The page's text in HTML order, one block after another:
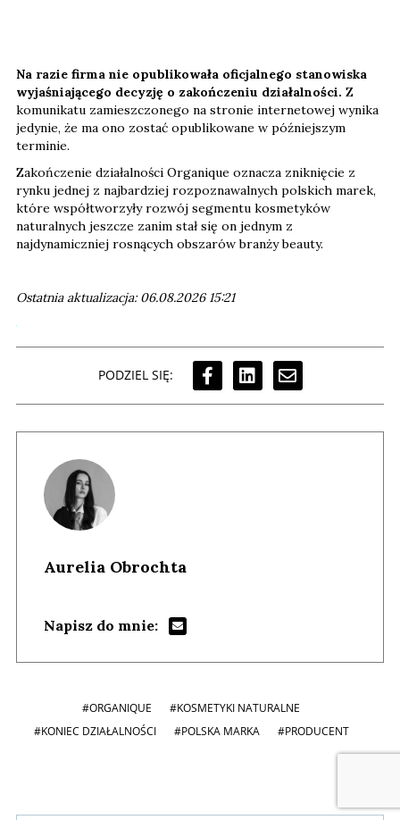
Na razie firma nie opublikowała oficjalnego stanowiska
wyjaśniającego decyzję o zakończeniu działalności. Z
komunikatu zamieszczonego na stronie internetowej wynika
jedynie, że ma ono zostać opublikowane w późniejszym
terminie.
Zakończenie działalności Organique oznacza zniknięcie z
rynku jednej z najbardziej rozpoznawalnych polskich marek,
które współtworzyły rozwój segmentu kosmetyków
naturalnych jeszcze zanim stał się on jednym z
najdynamiczniej rosnących obszarów branży beauty.
Ostatnia aktualizacja: 06.08.2026 15:21
PODZIEL SIĘ:
Aurelia Obrochta
Napisz do mnie:
#ORGANIQUE
#KOSMETYKI NATURALNE
#KONIEC DZIAŁALNOŚCI
#POLSKA MARKA #PRODUCENT